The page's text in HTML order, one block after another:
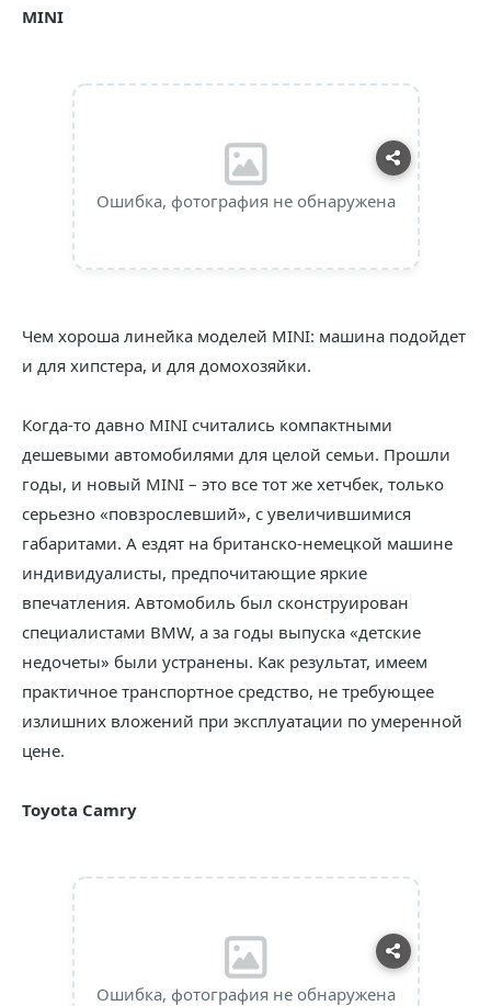
MINI
Ошибка, фотография не обнаружена
Чем хороша линейка моделей MINI: машина подойдет
и для хипстера, и для домохозяйки.
Когда-то давно MINI считались компактными
дешевыми автомобилями для целой семьи. Прошли
годы, и новый MINI – это все тот же хетчбек, только
серьезно «повзрослевший», с увеличившимися
габаритами. А ездят на британско-немецкой машине
индивидуалисты, предпочитающие яркие
впечатления. Автомобиль был сконструирован
специалистами BMW, а за годы выпуска «детские
недочеты» были устранены. Как результат, имеем
практичное транспортное средство, не требующее
излишних вложений при эксплуатации по умеренной
цене.
Toyota Camry
Ошибка, фотография не обнаружена